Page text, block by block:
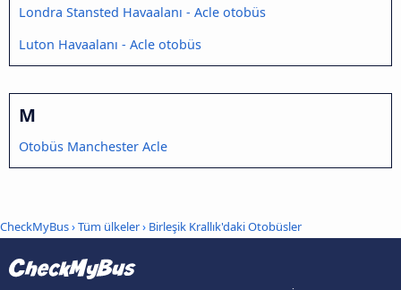
Londra Stansted Havaalanı - Acle otobüs
Luton Havaalanı - Acle otobüs
M
Otobüs Manchester Acle
CheckMyBus›Tüm ülkeler› Birleşik Krallık'daki Otobüsler